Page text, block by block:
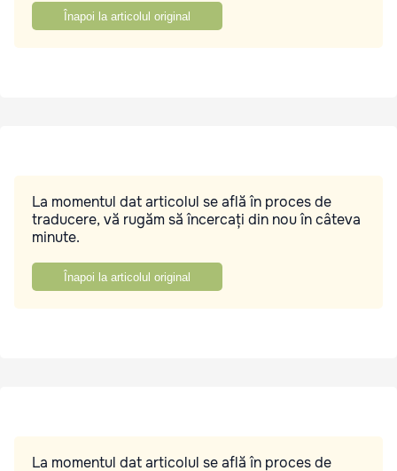
Înapoi la articolul original
La momentul dat articolul se află în proces de
traducere, vă rugăm să încercați din nou în câteva
minute.
Înapoi la articolul original
La momentul dat articolul se află în proces de